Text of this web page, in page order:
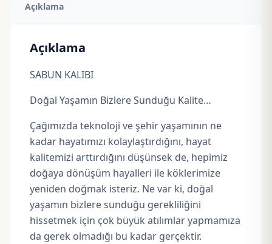
Açıklama
Açıklama
SABUN KALIBI
Doğal Yaşamın Bizlere Sunduğu Kalite…
Çağımızda teknoloji ve şehir yaşamının ne
kadar hayatımızı kolaylaştırdığını, hayat
kalitemizi arttırdığını düşünsek de, hepimiz
doğaya dönüşüm hayalleri ile köklerimize
yeniden doğmak isteriz. Ne var ki, doğal
yaşamın bizlere sunduğu gerekliliğini
hissetmek için çok büyük atılımlar yapmamıza
da gerek olmadığı bu kadar gerçektir.